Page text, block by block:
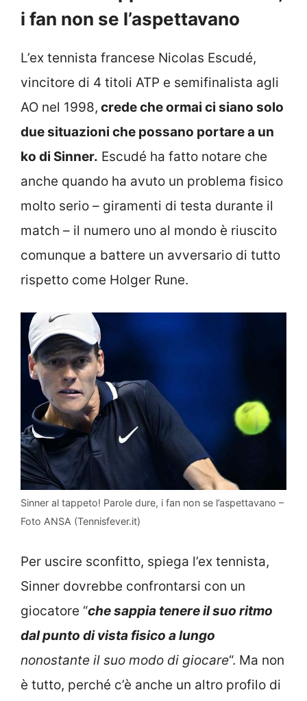
i fan non se l’aspettavano
L’ex tennista francese Nicolas Escudé,
vincitore di 4 titoli ATP e semifinalista agli
AO nel 1998, crede che ormai ci siano solo
due situazioni che possano portare a un
ko di Sinner. Escudé ha fatto notare che
anche quando ha avuto un problema fisico
molto serio – giramenti di testa durante il
match – il numero uno al mondo è riuscito
comunque a battere un avversario di tutto
rispetto come Holger Rune.
Sinner al tappeto! Parole dure, i fan non se l’aspettavano –
Foto ANSA (Tennisfever.it)
Per uscire sconfitto, spiega l’ex tennista,
Sinner dovrebbe confrontarsi con un
giocatore “che sappia tenere il suo ritmo
dal punto di vista fisico a lungo
nonostante il suo modo di giocare“. Ma non
è tutto, perché c’è anche un altro profilo di